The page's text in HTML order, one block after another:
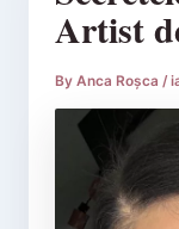
Artist
By Anca Roșca /